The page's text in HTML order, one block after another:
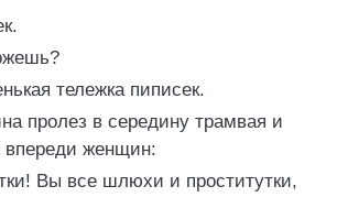
тележка пиписек.
пролез в середину трамвая и
впереди женщин:
Вы все шлюхи и проститутки,